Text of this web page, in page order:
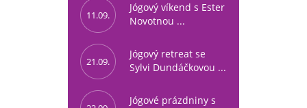
11.09.
Jógový víkend s Ester
Novotnou ...
21.09.
Jógový retreat se
Sylvi Dundáčkovou ...
Jógové prázdniny s